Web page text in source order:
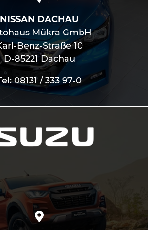
NISSAN DACHAU
Mükra GmbH
Benz-Straße 10
D-85221 Dachau
08131 / 333 97-0